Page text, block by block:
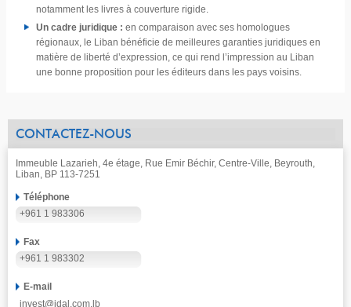
notamment les livres à couverture rigide.
Un cadre juridique : en comparaison avec ses homologues
régionaux, le Liban bénéficie de meilleures garanties juridiques en
matière de liberté d’expression, ce qui rend l’impression au Liban
une bonne proposition pour les éditeurs dans les pays voisins.
CONTACTEZ-NOUS
Immeuble Lazarieh, 4e étage, Rue Emir Béchir, Centre-Ville, Beyrouth,
Liban, BP 113-7251
Téléphone
+961 1 983306
Fax
+961 1 983302
E-mail
invest@idal.com.lb